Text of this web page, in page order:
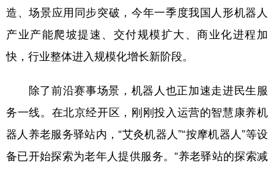
造、场景应用同步突破，今年一季度我国人形机器人
产业产能爬坡提速、交付规模扩大、商业化进程加
快，行业整体进入规模化增长新阶段。
除了前沿赛事场景，机器人也正加速走进民生服
务一线。在北京经开区，刚刚投入运营的智慧康养机
器人养老服务驿站内，“艾灸机器人”“按摩机器人”等设
备已开始探索为老年人提供服务。“养老驿站的探索减